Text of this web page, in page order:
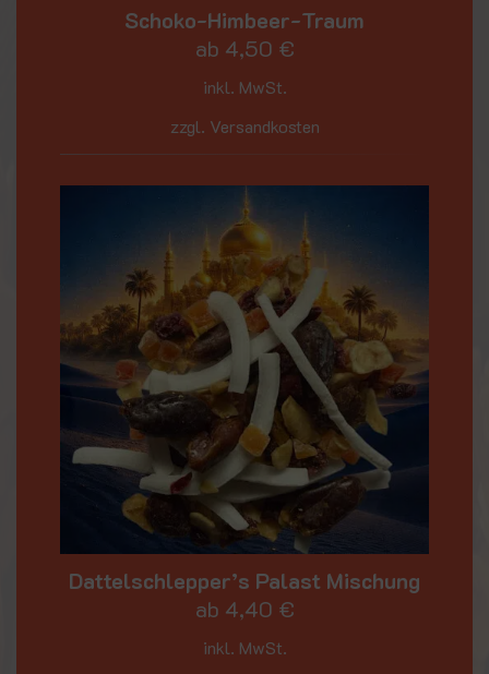
Schoko-Himbeer-Traum
ab 4,50 €
inkl. MwSt.
zzgl. Versandkosten
Dattelschlepper’s Palast Mischung
ab 4,40 €
inkl. MwSt.